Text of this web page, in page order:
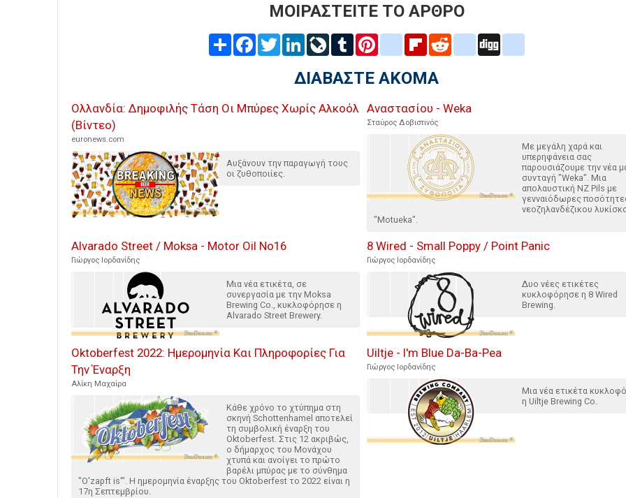
ΜΟΙΡΑΣΤΕΙΤΕ ΤΟ ΑΡΘΡΟ
Share FacebookTwitterLinkedInLiveJournal
Tumblr Pinterestblogger_post
FlipboardRedditdelicious
ΔΙΑΒΑΣΤΕ ΑΚΟΜΑ
Ολλανδία: Δημοφιλής Τάση Οι Μπύρες Χωρίς Αλκοόλ
(Βίντεο)
euronews.com
Αυξάνουν την παραγωγή τους
οι ζυθοποιίες.
Αναστασίου - Weka
Σταύρος Δοβιστινός
Με μεγάλη χαρά και
υπερηφάνεια σας
παρουσιάζουμε την νέα
συνταγή "Weka". Μια
απολαυστική ΝΖ Pils με
γενναιόδωρες
νεοζηλανδέζικου
"Motueka".
Alvarado Street / Moksa - Motor Oil No16
Γιώργος Ιορδανίδης
Μια νέα ετικέτα, σε
συνεργασία με την Moksa
Brewing Co., κυκλοφόρησε η
Alvarado Street Brewery.
8 Wired - Small Poppy / Point Panic
Γιώργος Ιορδανίδης
Δυο νέες ετικέτες
κυκλοφόρησε η 8 Wired
Brewing.
Oktoberfest 2022: Ημερομηνία Και Πληροφορίες Για
Την Έναρξη
Αλίκη Μαχαίρα
Κάθε χρόνο το χτύπημα στη
σκηνή Schottenhamel αποτελεί
τη συμβολική έναρξη του
Oktoberfest. Στις 12 ακριβώς,
ο δήμαρχος του Μονάχου
χτυπά και ανοίγει το πρώτο
βαρέλι μπύρας με το σύνθημα
"O'zapft is'". Η ημερομηνία έναρξης του Oktoberfest το 2022 είναι η
17η Σεπτεμβρίου.
Uiltje - I'm Blue Da-Ba-Pea
Γιώργος Ιορδανίδης
Μια νέα ετικέτα
η Uiltje Brewing Co.